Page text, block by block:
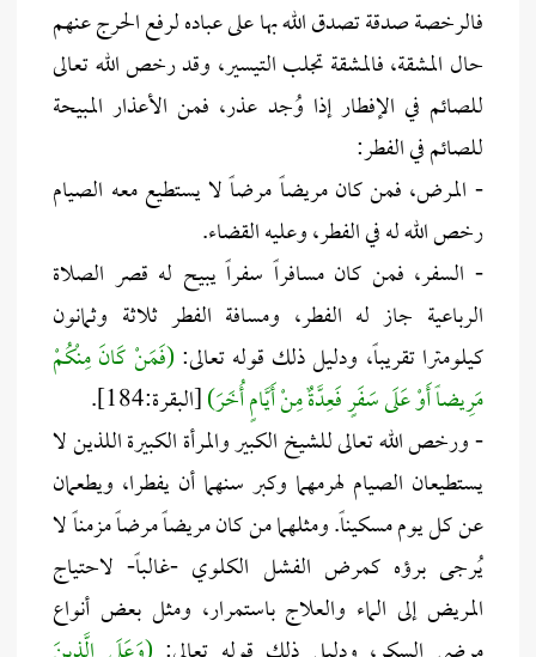
فالرخصة صدقة تصدق الله بها على عباده لرفع الحرج عنهم
حال المشقة، فالمشقة تجلب التيسير، وقد رخص الله تعالى
للصائم في الإفطار إذا وُجد عذر، فمن الأعذار المبيحة
للصائم في الفطر:
- المرض، فمن كان مريضاً مرضاً لا يستطيع معه الصيام
رخص الله له في الفطر، وعليه القضاء.
- السفر، فمن كان مسافراً سفراً يبيح له قصر الصلاة
الرباعية جاز له الفطر، ومسافة الفطر ثلاثة وثمانون
كيلومترا تقريباً، ودليل ذلك قوله تعالى: (فَمَنْ كَانَ مِنْكُمْ
مَرِيضاً أَوْ عَلَى سَفَرٍ فَعِدَّةٌ مِنْ أَيَّامٍ أُخَرَ)[البقرة:184].
- ورخص الله تعالى للشيخ الكبير والمرأة الكبيرة اللذين لا
يستطيعان الصيام لهرمهما وكبر سنهما أن يفطرا، ويطعمان
عن كل يوم مسكيناً. ومثلهما من كان مريضاً مرضاً مزمناً لا
يُرجى برؤه كمرض الفشل الكلوي -غالباً- لاحتياج
المريض إلى الماء والعلاج باستمرار، ومثل بعض أنواع